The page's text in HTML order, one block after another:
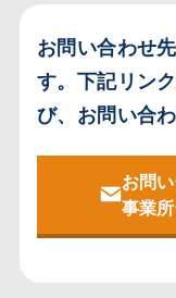
お問い合わせ
す。 下記リン
び、お問い合
お問
事業